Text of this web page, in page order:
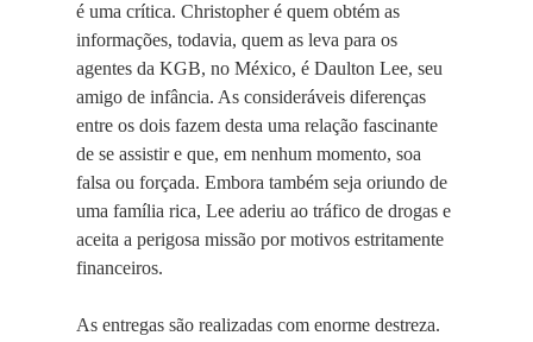
é uma crítica. Christopher é quem obtém as
informações, todavia, quem as leva para os
agentes da KGB, no México, é Daulton Lee, seu
amigo de infância. As consideráveis diferenças
entre os dois fazem desta uma relação fascinante
de se assistir e que, em nenhum momento, soa
falsa ou forçada. Embora também seja oriundo de
uma família rica, Lee aderiu ao tráfico de drogas e
aceita a perigosa missão por motivos estritamente
financeiros.
As entregas são realizadas com enorme destreza.